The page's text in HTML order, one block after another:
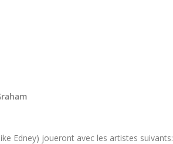
Edney) joueront avec les artistes suivants: